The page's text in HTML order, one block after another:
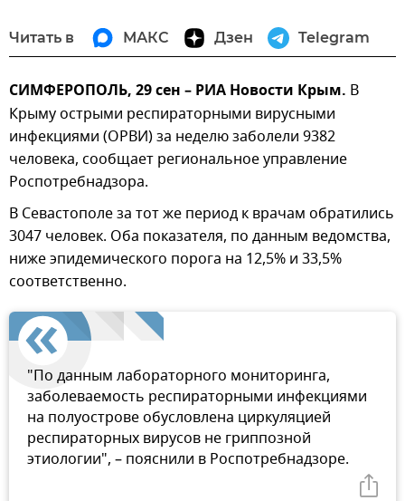
Читать в МАКС Дзен Telegram
СИМФЕРОПОЛЬ, 29 сен – РИА Новости Крым. В
Крыму острыми респираторными вирусными
инфекциями (ОРВИ) за неделю заболели 9382
человека, сообщает региональное управление
Роспотребнадзора.
В Севастополе за тот же период к врачам обратились
3047 человек. Оба показателя, по данным ведомства,
ниже эпидемического порога на 12,5% и 33,5%
соответственно.
"По данным лабораторного мониторинга,
заболеваемость респираторными инфекциями
на полуострове обусловлена циркуляцией
респираторных вирусов не гриппозной
этиологии", – пояснили в Роспотребнадзоре.